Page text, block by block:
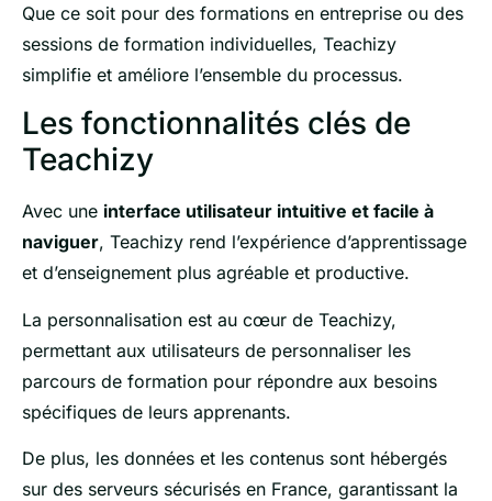
Que ce soit pour des formations en entreprise ou des
sessions de formation individuelles, Teachizy
simplifie et améliore l’ensemble du processus.
Les fonctionnalités clés de
Teachizy
Avec une interface utilisateur intuitive et facile à
naviguer, Teachizy rend l’expérience d’apprentissage
et d’enseignement plus agréable et productive.
La personnalisation est au cœur de Teachizy,
permettant aux utilisateurs de personnaliser les
parcours de formation pour répondre aux besoins
spécifiques de leurs apprenants.
De plus, les données et les contenus sont hébergés
sur des serveurs sécurisés en France, garantissant la